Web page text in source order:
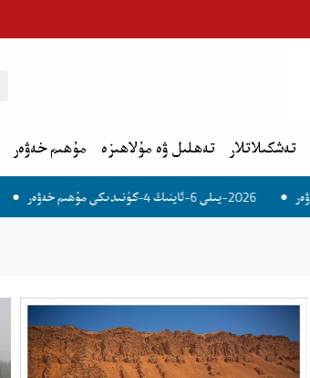
مۇھىم خەۋەر تەھلىل ۋە مۇلاھىزە تەشكىلاتلار
2026-يىلى 6-ئاينىڭ 6-كۈنىدىكى مۇھىم خەۋەر